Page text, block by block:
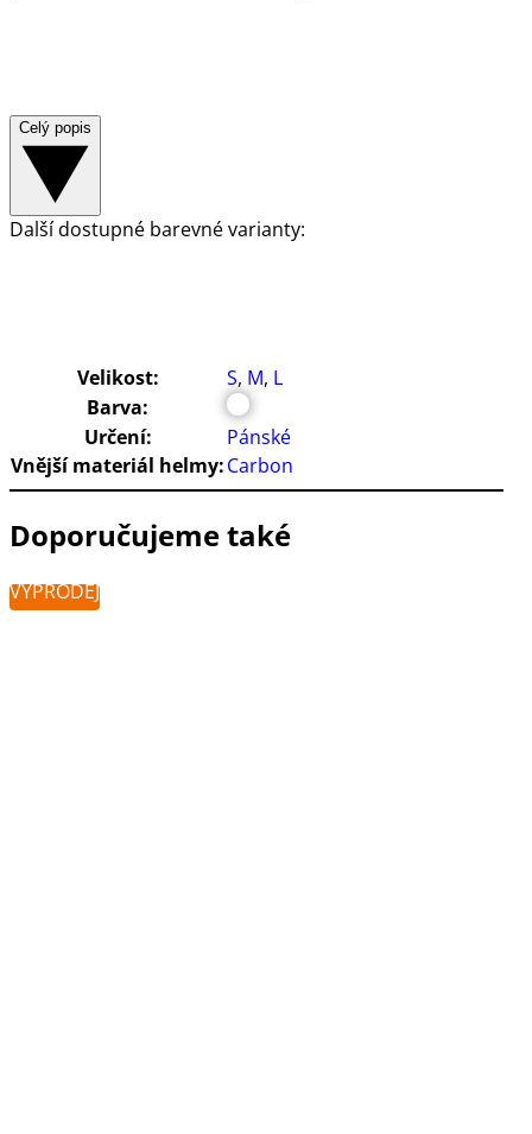
Celý popis
Další dostupné barevné varianty:
Velikost: S, M, L
Barva:
Určení:
Pánské
Vnější materiál helmy:Carbon
Doporučujeme také
VÝPRODEJ